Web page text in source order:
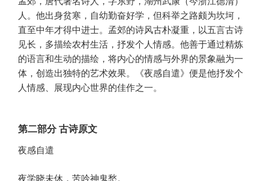
人。他出身贫寒，自幼勤奋好学，但科举之路颇为坎坷，
直至中年才得中进士。孟郊的诗风古朴凝重，以五言古诗
见长，多描绘农村生活，抒发个人情感。他善于通过精炼
的语言和生动的描绘，将内心的情感与外界的景象融为一
体，创造出独特的艺术效果。《夜感自遣》便是他抒发个
人情感、展现内心世界的佳作之一。
第二部分 古诗原文
夜感自遣
夜学晓未休，苦吟神鬼愁。